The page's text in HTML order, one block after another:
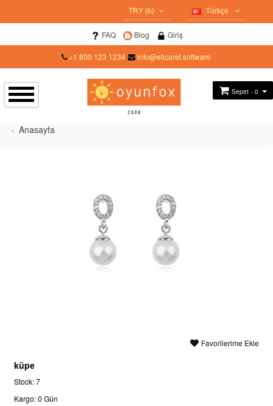
Türkçe
TRY (₺)
USD ($)
EUR (€)
GBP (£)
FAQ Blog Giriş
+1 800 123 1234 info@eticaret.software
Sepet - 0
Anasayfa
Favorilerime Ekle
küpe
Stock: 7
Kargo: 0 Gün